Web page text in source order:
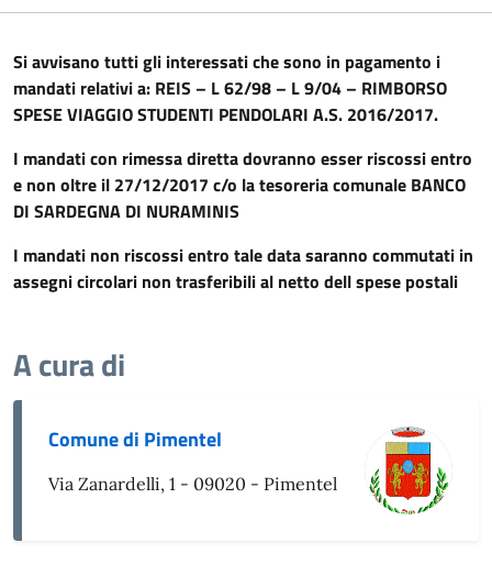
Si avvisano tutti gli interessati che sono in pagamento i
mandati relativi a: REIS – L 62/98 – L 9/04 – RIMBORSO
SPESE VIAGGIO STUDENTI PENDOLARI A.S. 2016/2017.
I mandati con rimessa diretta dovranno esser riscossi entro
e non oltre il 27/12/2017 c/o la tesoreria comunale BANCO
DI SARDEGNA DI NURAMINIS
I mandati non riscossi entro tale data saranno commutati in
assegni circolari non trasferibili al netto dell spese postali
A cura di
Comune di Pimentel
Via Zanardelli, 1 - 09020 - Pimentel